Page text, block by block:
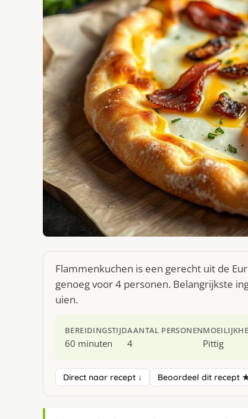
Flammenkuchen is een gerecht uit de
genoeg voor 4 personen. Belangrijkste
uien.
BEREIDINGSTIJD
60 minuten
AANTAL PERSONEN
4 Pittig
Direct naar recept ↓ Beoordeel dit recept